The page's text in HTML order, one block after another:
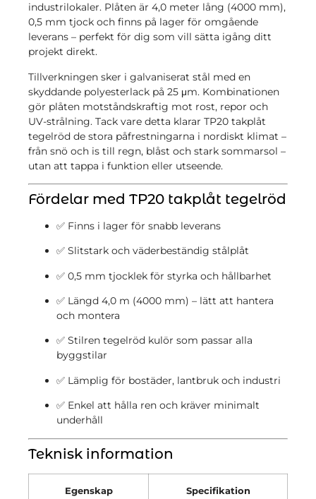
industrilokaler. Plåten är 4,0 meter lång (4000 mm),
0,5 mm tjock och finns på lager för omgående
leverans – perfekt för dig som vill sätta igång ditt
projekt direkt.
Tillverkningen sker i galvaniserat stål med en
skyddande polyesterlack på 25 μm. Kombinationen
gör plåten motståndskraftig mot rost, repor och
UV-strålning. Tack vare detta klarar TP20 takplåt
tegelröd de stora påfrestningarna i nordiskt klimat –
från snö och is till regn, blåst och stark sommarsol –
utan att tappa i funktion eller utseende.
Fördelar med TP20 takplåt tegelröd
✅ Finns i lager för snabb leverans
✅ Slitstark och väderbeständig stålplåt
✅ 0,5 mm tjocklek för styrka och hållbarhet
✅ Längd 4,0 m (4000 mm) – lätt att hantera
och montera
✅ Stilren tegelröd kulör som passar alla
byggstilar
✅ Lämplig för bostäder, lantbruk och industri
✅ Enkel att hålla ren och kräver minimalt
underhåll
Teknisk information
Egenskap Specifikation